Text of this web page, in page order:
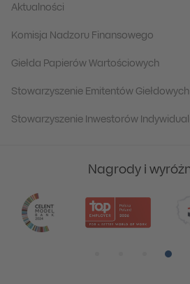
Aktualności
Komisja Nadzoru Finansowego
Giełda Papierów Wartościowych
Stowarzyszenie Emitentów Giełdowych
Stowarzyszenie Inwestorów
Nagrody i